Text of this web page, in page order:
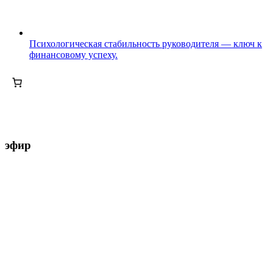
Психологическая стабильность руководителя — ключ к
финансовому успеху.
эфир